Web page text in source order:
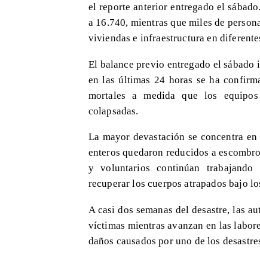
el reporte anterior entregado el
a 16.740, mientras que miles de
viviendas e infraestructura en
El balance previo entregado el
en las últimas 24 horas se ha
mortales a medida que los
colapsadas.
La mayor devastación se concentra
enteros quedaron reducidos a
y voluntarios continúan trabajando
recuperar los cuerpos atrapados bajo
A casi dos semanas del desastre, las
víctimas mientras avanzan en las
daños causados por uno de los